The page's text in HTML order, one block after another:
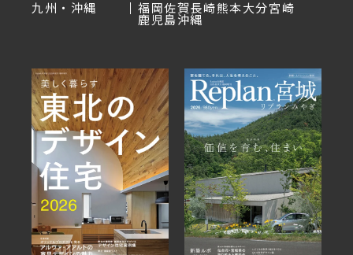
九州・沖縄
福岡佐賀長崎熊本大分宮崎
鹿児島沖縄